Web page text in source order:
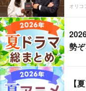
オリコ
勢ぞ
【